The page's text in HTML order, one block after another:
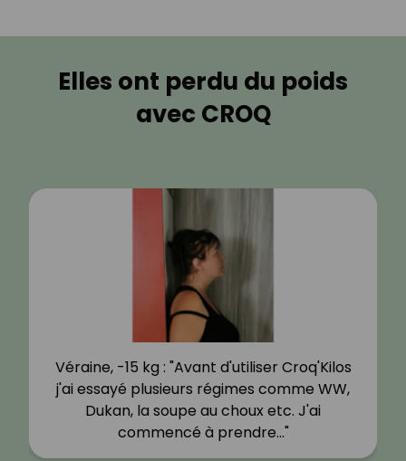
Elles ont perdu du poids
avec CROQ
Véraine, -15 kg : "Avant d'utiliser Croq'Kilos
j'ai essayé plusieurs régimes comme WW,
Dukan, la soupe au choux etc. J'ai
commencé à prendre…"